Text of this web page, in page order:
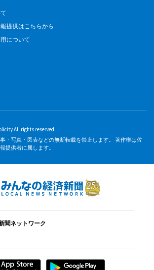
提供はこちらから
について
All rights reserved.
・写真・図表などの無断転載を禁止します。 著作権は佐
提供者に属します。
聞ネットワーク